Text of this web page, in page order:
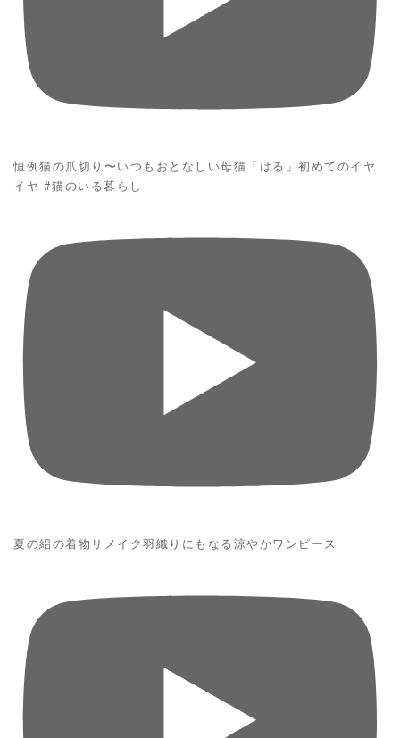
恒例猫の爪切り〜いつもおとなしい母猫「はる」初めてのイヤ
イヤ #猫のいる暮らし
夏の絽の着物リメイク羽織りにもなる涼やかワンピース